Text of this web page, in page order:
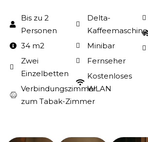
Bis zu 2
Personen
34 m2
Zwei
Einzelbetten
Verbindungszimmer
zum Tabak-Zimmer
Delta-
Kaffeemaschine
Minibar
Fernseher
Kostenloses
WLAN